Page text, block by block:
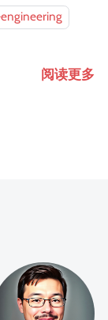
阅读更多